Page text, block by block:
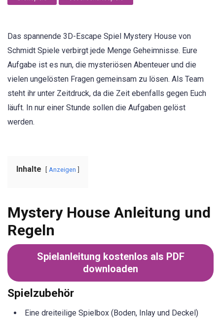
Das spannende 3D-Escape Spiel Mystery House von
Schmidt Spiele verbirgt jede Menge Geheimnisse. Eure
Aufgabe ist es nun, die mysteriösen Abenteuer und die
vielen ungelösten Fragen gemeinsam zu lösen. Als Team
steht ihr unter Zeitdruck, da die Zeit ebenfalls gegen Euch
läuft. In nur einer Stunde sollen die Aufgaben gelöst
werden.
Inhalte Anzeigen
Mystery House Anleitung und
Regeln
Spielanleitung kostenlos als PDF
downloaden
Spielzubehör
Eine dreiteilige Spielbox (Boden, Inlay und Deckel)